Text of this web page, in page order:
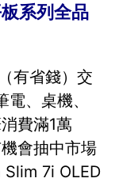
系列全品
有省錢）交
、桌機、
費滿1萬
會抽中市場
Slim 7i OLED